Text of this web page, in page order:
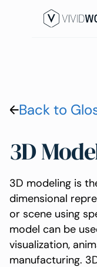
Back to
3D
3D modeling is
dimensional
or scene using
model can be
visualization,
manufacturing.